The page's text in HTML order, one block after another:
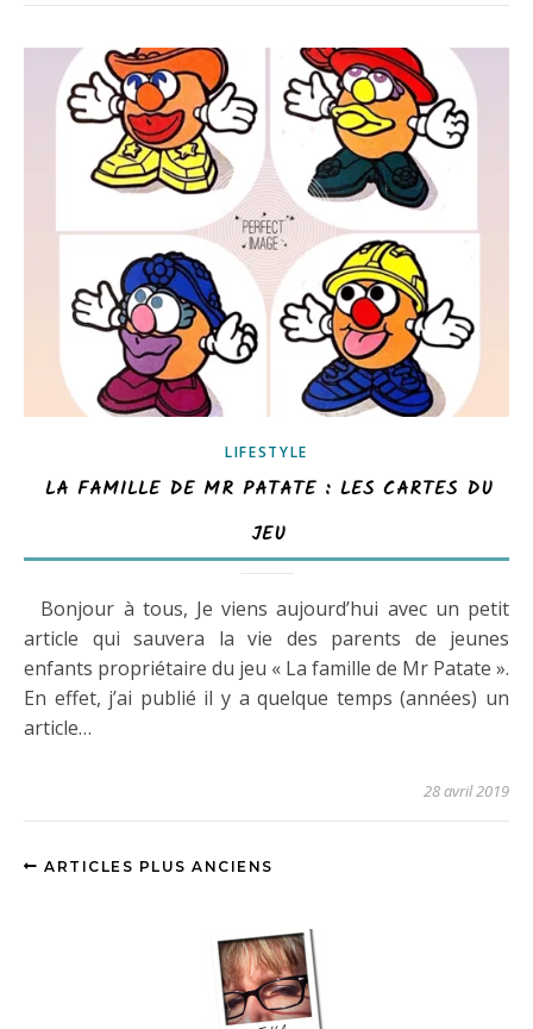
LIFESTYLE
LA FAMILLE DE MR PATATE : LES CARTES DU
JEU
Bonjour à tous, Je viens aujourd’hui avec un petit
article qui sauvera la vie des parents de jeunes
enfants propriétaire du jeu « La famille de Mr Patate ».
En effet, j’ai publié il y a quelque temps (années) un
article…
28 avril 2019
ARTICLES PLUS ANCIENS